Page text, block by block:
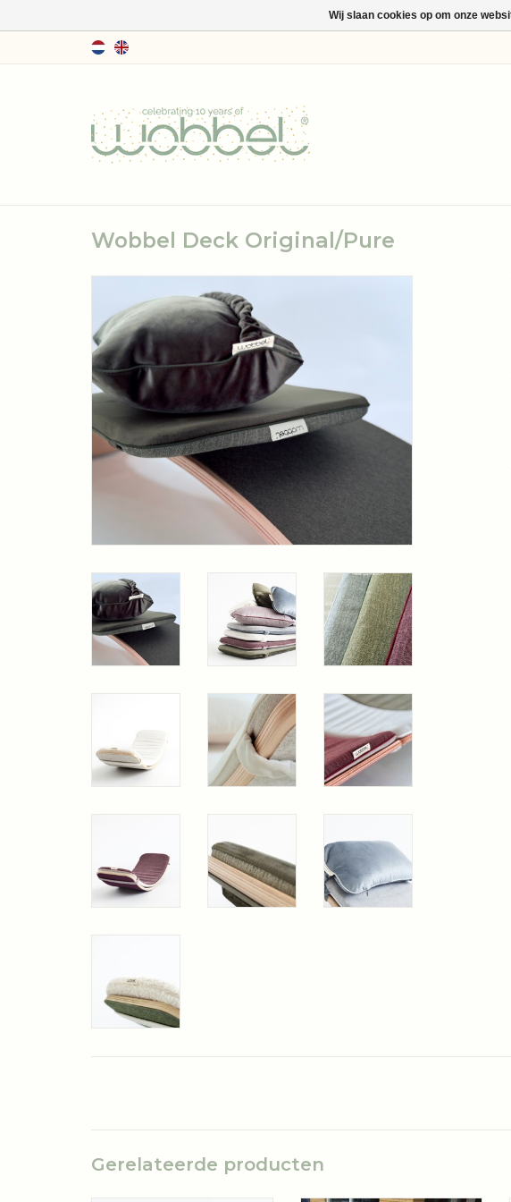
Wobbel Deck Original/Pure
Gerelateerde producten
Wij slaan cookies op om onze